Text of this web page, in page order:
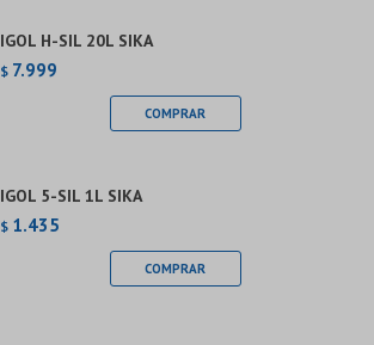
IGOL H-SIL 20L SIKA
$ 7.999
IGOL 5-SIL 1L SIKA
$ 1.435